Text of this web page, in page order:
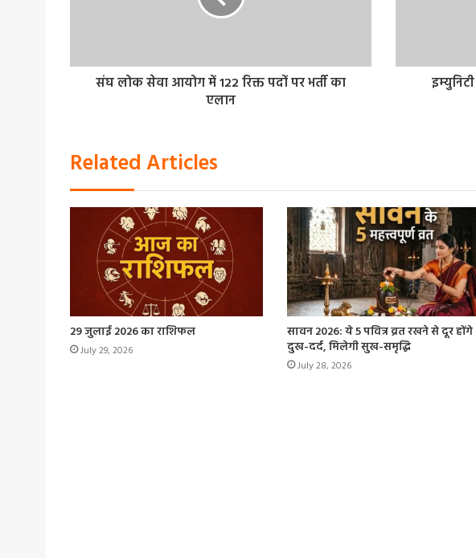
संघ लोक सेवा आयोग में 122 रिक्त पदों पर भर्ती का
एलान
Related Articles
29 जुलाई 2026 का राशिफल
July 29, 2026
सावन 2026: ये 5 पवित्र व्रत रखने से दूर होंगे
दुख-दर्द, मिलेगी सुख-समृद्धि
July 28, 2026